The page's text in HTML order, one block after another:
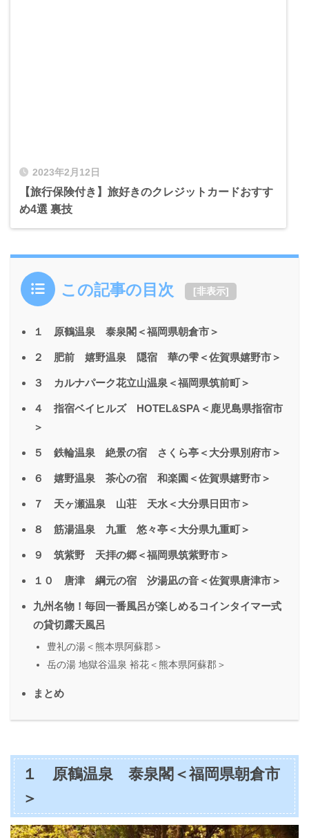
2023年2月12日
【旅行保険付き】旅好きのクレジットカードおすす
め4選 裏技
この記事の目次 [非表示]
１ 原鶴温泉 泰泉閣＜福岡県朝倉市＞
２ 肥前 嬉野温泉 隠宿 華の雫＜佐賀県嬉野市＞
３ カルナパーク花立山温泉＜福岡県筑前町＞
４ 指宿ベイヒルズ HOTEL&SPA＜鹿児島県指宿市
＞
５ 鉄輪温泉 絶景の宿 さくら亭＜大分県別府市＞
６ 嬉野温泉 茶心の宿 和楽園＜佐賀県嬉野市＞
７ 天ヶ瀬温泉 山荘 天水＜大分県日田市＞
８ 筋湯温泉 九重 悠々亭＜大分県九重町＞
９ 筑紫野 天拝の郷＜福岡県筑紫野市＞
１０ 唐津 綱元の宿 汐湯凪の音＜佐賀県唐津市＞
九州名物！毎回一番風呂が楽しめるコインタイマー式
の貸切露天風呂
豊礼の湯＜熊本県阿蘇郡＞
岳の湯 地獄谷温泉 裕花＜熊本県阿蘇郡＞
まとめ
１ 原鶴温泉 泰泉閣＜福岡県朝倉市
＞